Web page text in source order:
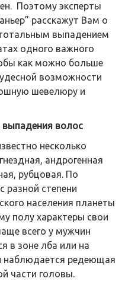
Поэтому эксперты
расскажут Вам о
выпадением
одного важного
как можно больше
возможности
шевелюру и
волос
несколько
андрогенная
рубцовая. По
разной степени
населения планеты
полу характеры свои
всего у мужчин
в зоне лба или на
наблюдается редеющая
части головы.